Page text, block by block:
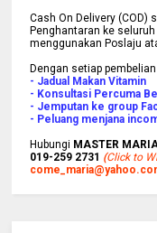
Cash On Delivery (COD)
Penghantaran ke seluruh
menggunakan Poslaju
Dengan setiap
- Jadual Makan Vitamin
- Konsultasi Percuma
- Jemputan ke group
- Peluang menjana
Hubungi MASTER
019-259 2731 (Click to